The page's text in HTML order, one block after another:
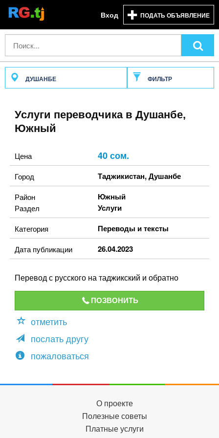
Вход ПОДАТЬ ОБЪЯВЛЕНИЕ
ДУШАНБЕ ФИЛЬТР
Услуги переводчика в Душанбе,
Южный
Цена 40 сом.
Город Таджикистан,Душанбе
Район Южный
Раздел Услуги
Категория Переводы и тексты
Дата публикации 26.04.2023
Перевод с русского на таджикский и обратно
ПОЗВОНИТЬ
отметить
послать другу
пожаловаться
О проекте
Полезные советы
Платные услуги